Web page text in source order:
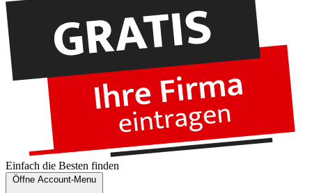
Einfach die Besten finden
Öffne Account-Menu